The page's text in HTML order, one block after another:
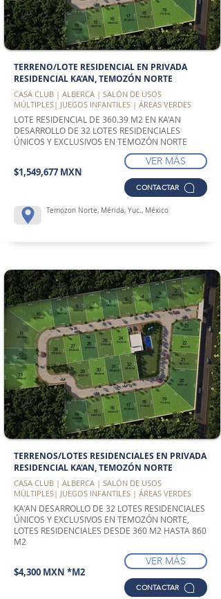
TERRENO/LOTE RESIDENCIAL EN PRIVADA
RESIDENCIAL KA'AN, TEMOZÓN NORTE
CASA CLUB | ALBERCA | SALÓN DE USOS
MÚLTIPLES| JUEGOS INFANTILES | ÁREAS VERDES
LOTE RESIDENCIAL DE 360.39 M2 EN KA'AN
DESARROLLO DE 32 LOTES RESIDENCIALES
ÚNICOS Y EXCLUSIVOS EN TEMOZÓN NORTE
$1,549,677 MXN
VER MÁS
CONTACTAR
Temozon Norte, Mérida, Yuc., México
TERRENOS/LOTES RESIDENCIALES EN PRIVADA
RESIDENCIAL KA'AN, TEMOZÓN NORTE
CASA CLUB | ALBERCA | SALÓN DE USOS
MÚLTIPLES| JUEGOS INFANTILES | ÁREAS VERDES
KA'AN DESARROLLO DE 32 LOTES RESIDENCIALES
ÚNICOS Y EXCLUSIVOS EN TEMOZÓN NORTE,
LOTES RESIDENCIALES DESDE 360 M2 HASTA 860
M2
$4,300 MXN *M2
VER MÁS
CONTACTAR